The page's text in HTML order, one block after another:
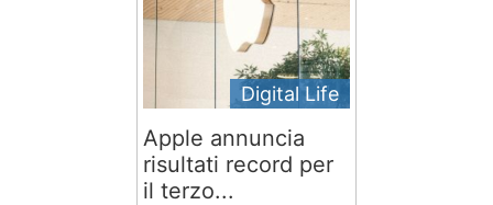
Digital Life
Apple annuncia
risultati record per
il terzo...